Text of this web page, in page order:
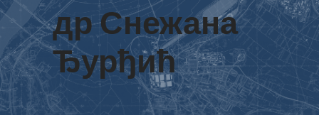
др Снежана
Ђурђић